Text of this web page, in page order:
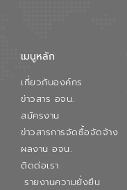
เมนูหลัก
เกี่ยวกับองค์กร
ข่าวสาร อจน.
สมัครงาน
ข่าวสารการจัดซื้อจัดจ้าง
ผลงาน อจน.
ติดต่อเรา
รายงานความยั่งยืน